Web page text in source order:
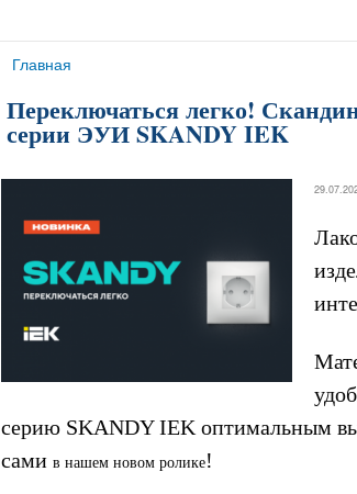
Вы здесь
Главная
Переключаться легко!
серии ЭУИ SKANDY IEK
серию SKANDY IEK оптимальным
сами в нашем новом ролике!